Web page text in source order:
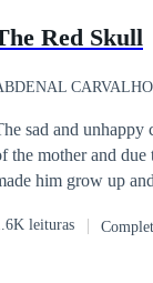
had spent the
Red Skull
CARVALHO
sad and unhappy
the mother and
him grow up
cold cell made
leituras